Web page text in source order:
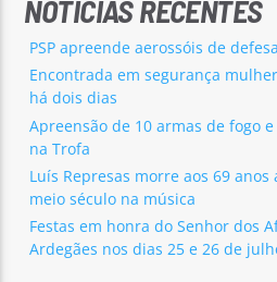
NOTÍCIAS RECENTES
PSP apreende aerossóis de
Encontrada em segurança
há dois dias
Apreensão de 10 armas de fogo
na Trofa
Luís Represas morre aos 69
meio século na música
Festas em honra do Senhor dos
Ardegães nos dias 25 e 26 de